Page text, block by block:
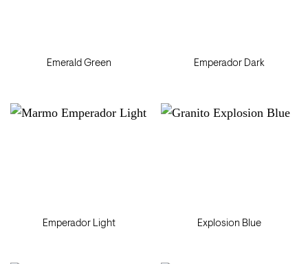
Emerald Green Emperador Dark
Emperador Light Explosion Blue